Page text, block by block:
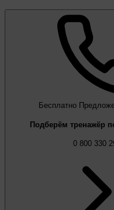
Бесплатно
Подберём тренажёр
0 800 330